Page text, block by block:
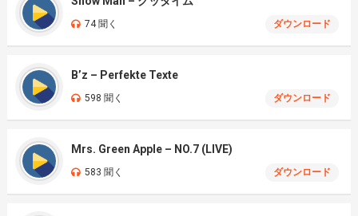
74 聞く ダウンロード
B’z – Perfekte Texte
598 聞く ダウンロード
Mrs. Green Apple – NO.7 (LIVE)
583 聞く ダウンロード